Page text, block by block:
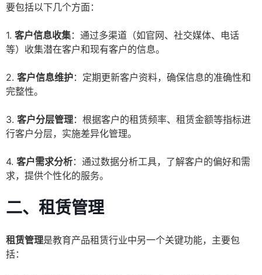
要包括以下几个方面：
1. 客户信息收集：通过多渠道（如官网、社交媒体、电话
等）收集潜在客户和现有客户的信息。
2. 客户信息维护：定期更新客户资料，确保信息的准确性和
完整性。
3. 客户分层管理：根据客户的租赁频率、租赁金额等指标进
行客户分层，实施差异化管理。
4. 客户需求分析：通过数据分析工具，了解客户的偏好和需
求，提供个性化的服务。
二、租赁管理
租赁管理是教育产品租赁行业中另一个关键功能，主要包
括：